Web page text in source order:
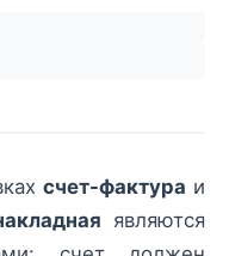
счет-фактура и
являются